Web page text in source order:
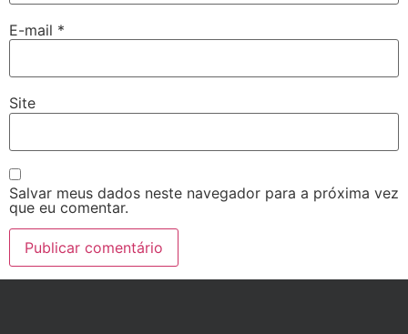
E-mail *
Site
Salvar meus dados neste navegador para a próxima vez
que eu comentar.